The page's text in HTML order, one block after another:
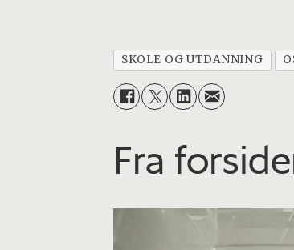
SKOLE OG UTDANNING
Fra